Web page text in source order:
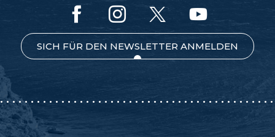
SICH FÜR DEN NEWSLETTER ANMELDEN